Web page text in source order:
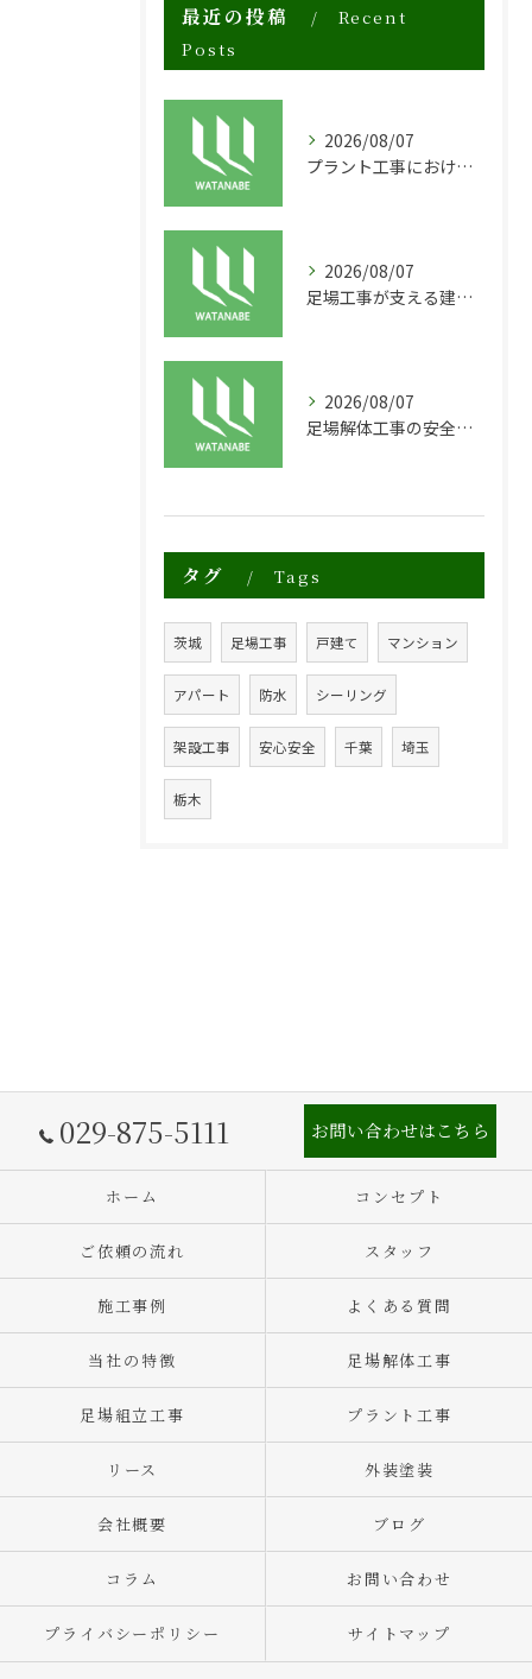
最近の投稿
Recent
Posts
2026/08/07
プラント工事における足場工事の安全対策と施工の重要性
2026/08/07
足場工事が支える建物の長寿命化と外装塗装の重要性
2026/08/07
足場解体工事の安全性と効率化のポイント
タグ Tags
茨城 足場工事 戸建て マンション
アパート 防水 シーリング
架設工事 安心安全 千葉 埼玉
栃木
029-875-5111 お問い合わせはこちら
ホーム コンセプト
ご依頼の流れ スタッフ
施工事例 よくある質問
当社の特徴 足場解体工事
足場組立工事 プラント工事
リース 外装塗装
会社概要 ブログ
コラム お問い合わせ
プライバシーポリシー サイトマップ